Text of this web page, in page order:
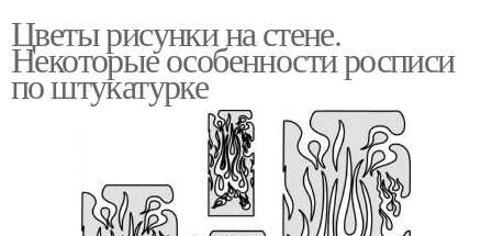
Цветы рисунки на стене.
Некоторые особенности росписи
по штукатурке